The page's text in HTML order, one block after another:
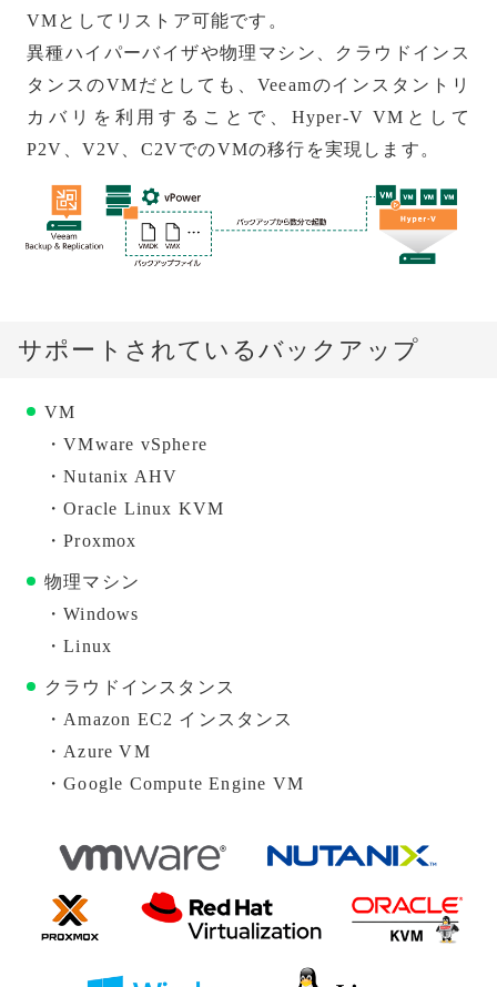
VMとしてリストア可能です。
異種ハイパーバイザや物理マシン、クラウドインス
タンスのVMだとしても、Veeamのインスタントリ
カバリを利用することで、Hyper-V VMとして
P2V、V2V、C2VでのVMの移行を実現します。
サポートされているバックアップ
VM
・VMware vSphere
・Nutanix AHV
・Oracle Linux KVM
・Proxmox
物理マシン
・Windows
・Linux
クラウドインスタンス
・Amazon EC2 インスタンス
・Azure VM
・Google Compute Engine VM